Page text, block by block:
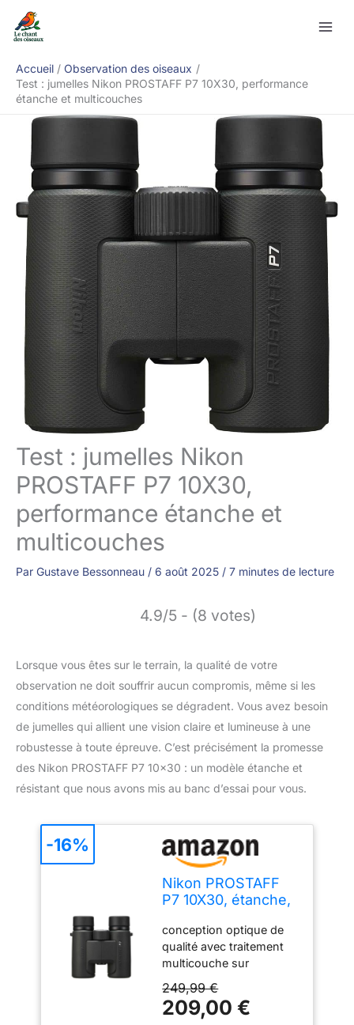
Accueil
Observation des oiseaux
Test : jumelles Nikon PROSTAFF P7 10X30, performance
étanche et multicouches
Test : jumelles Nikon
PROSTAFF P7 10X30,
performance étanche et
multicouches
Par Gustave Bessonneau / 6 août 2025 / 7 minutes de lecture
4.9/5 - (8 votes)
Lorsque vous êtes sur le terrain, la qualité de votre
observation ne doit souffrir aucun compromis, même si les
conditions météorologiques se dégradent. Vous avez besoin
de jumelles qui allient une vision claire et lumineuse à une
robustesse à toute épreuve. C’est précisément la promesse
des Nikon PROSTAFF P7 10×30 : un modèle étanche et
résistant que nous avons mis au banc d’essai pour vous.
Nikon PROSTAFF
P7 10X30, étanche,
Multicouches,
résistante
conception optique de
qualité avec traitement
multicouche sur
prismes pour offrir des
images plus lumineuses.
249,99 €
209,00 €
-16%
Rechercher